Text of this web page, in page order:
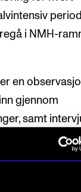
i NMH-
en
gjennom
samt
i
innen